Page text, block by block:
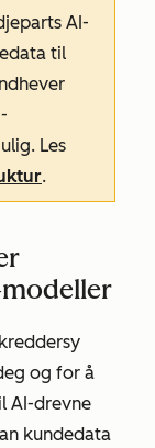
AI-
til
Les
.
og for å
AI-drevne
kundedata